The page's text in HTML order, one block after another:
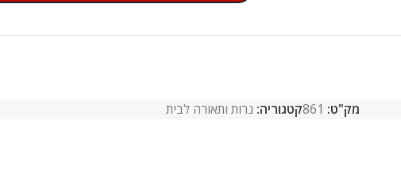
מק"ט: 861קטגוריה: נרות ותאורה לבית